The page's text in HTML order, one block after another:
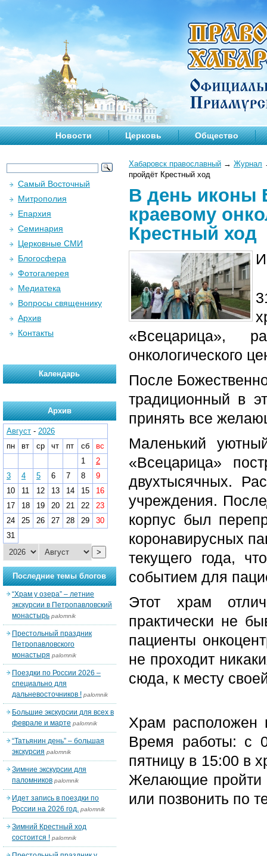
Новости Церковь Общество
Хабаровск православный → Журнал
пройдёт Крестный ход
В день иконы
краевому
Крестный ход
«Всецарица»,
онкологического
После
традиционный в
принять все
Маленький
«Всецарица»
двухтысячных.
учреждения.
корпус был
коронавирусных
текущего года,
событием для
Этот храм
практически не
пациенты
не проходит
сюда, к месту
Храм расположен
Время работы: с
пятницу в 15:00 в
Желающие пройти
или позвонить по
Самый Восточный
Митрополия
Епархия
Семинария
Церковные СМИ
Блогосфера
Фотогалерея
Медиатека
Вопросы священнику
Архив
Контакты
Календарь
Архив
Август - 2026
пн
вт ср чт пт сб
вс
1
2
3
4 5 6 7 8
9
10
11 12 13 14 15
16
17
18 19 20 21 22
23
24
25 26 27 28 29
30
31
>
Последние темы блогов
“Храм у озера” – летние
экскурсии в Петропавловский
монастырь palomnik
Престольный праздник
Петропавловского
монастыря palomnik
Поездки по России 2026 –
специально для
дальневосточников ! palomnik
Большие экскурсии для всех в
феврале и марте palomnik
“Татьянин день” – большая
экскурсия palomnik
Зимние экскурсии для
паломников palomnik
Идет запись в поездки по
России на 2026 год. palomnik
Зимний Крестный ход
состоится ! palomnik